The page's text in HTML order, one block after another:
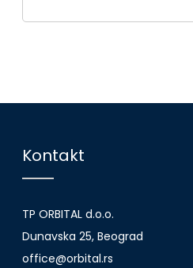
Kontakt
TP ORBITAL d.o.o.
Dunavska 25, Beograd
office@orbital.rs